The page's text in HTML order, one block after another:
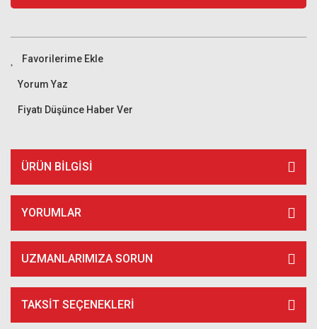
Yorum Yaz
Fiyatı Düşünce Haber Ver
ÜRÜN BILGISI
YORUMLAR
UZMANLARIMIZA SORUN
TAKSIT SEÇENEKLERI